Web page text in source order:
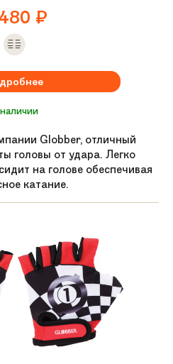
₽
Globber, отличный
головы от удара. Легко
на голове обеспечивая
катание.